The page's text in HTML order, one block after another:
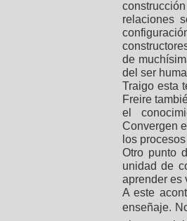
relaciones
de
del ser
Traigo esta
Freire
el
Convergen
los
Otro punto
unidad de
aprender es
A este
enseñaje.